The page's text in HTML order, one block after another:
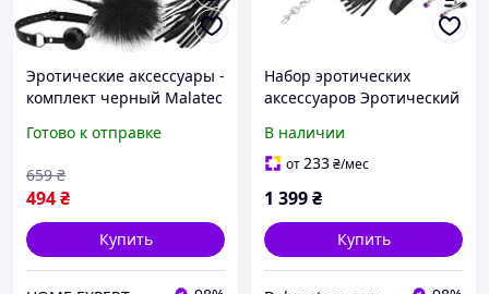
Эротические аксессуары -
комплект черный Malatec
Готово к отправке
494₴
659 ₴
Купить
Набор эротических
аксессуаров Эротический
Плетка B_2190
В наличии
от233₴/мес
1 399₴
Купить